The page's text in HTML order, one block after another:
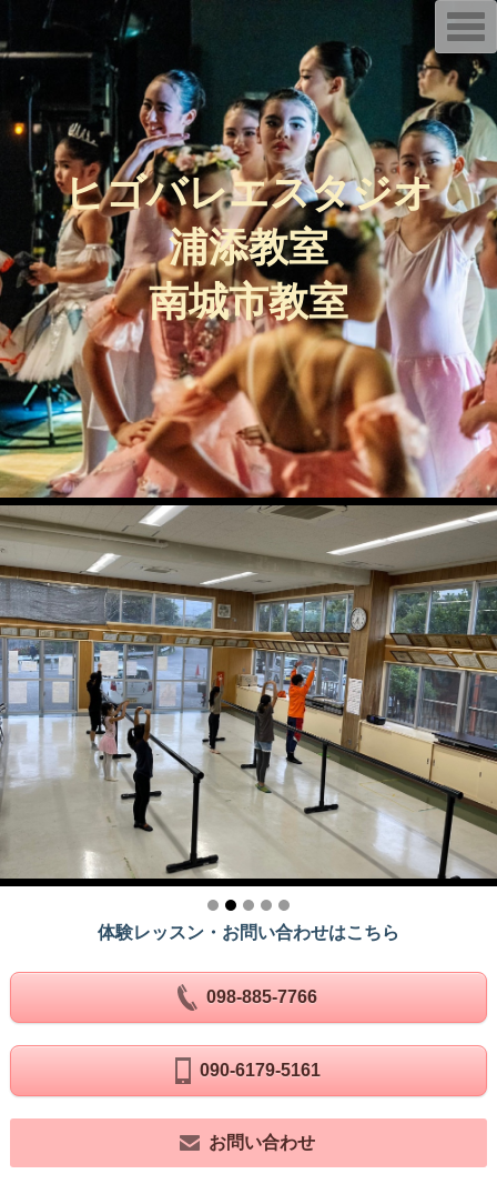
ヒゴバレエスタジオ
浦添教室
南城市教室
体験レッスン・お問い合わせはこちら
098-885-7766
090-6179-5161
お問い合わせ
T
o
g
g
e
n
a
v
i
g
a
t
i
o
n